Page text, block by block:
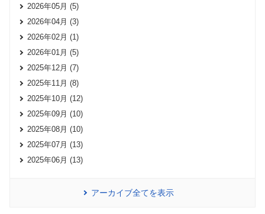
2026年05月 (5)
2026年04月 (3)
2026年02月 (1)
2026年01月 (5)
2025年12月 (7)
2025年11月 (8)
2025年10月 (12)
2025年09月 (10)
2025年08月 (10)
2025年07月 (13)
2025年06月 (13)
アーカイブ全てを表示